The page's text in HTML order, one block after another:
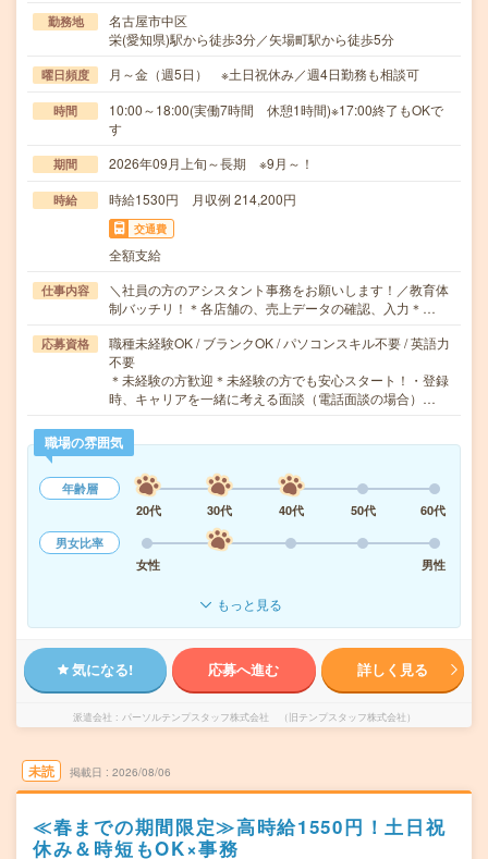
勤務地
名古屋市中区
栄(愛知県)駅から徒歩3分／矢場町駅から徒歩5分
曜日頻度 月～金（週5日） ※土日祝休み／週4日勤務も相談可
時間
10:00～18:00(実働7時間 休憩1時間)※17:00終了もOKで
す
期間 2026年09月上旬～長期 ※9月～！
時給 時給1530円 月収例 214,200円
交通費
全額支給
仕事内容
＼社員の方のアシスタント事務をお願いします！／教育体
制バッチリ！＊各店舗の、売上データの確認、入力＊…
応募資格
職種未経験OK / ブランクOK / パソコンスキル不要 / 英語力
不要
＊未経験の方歓迎＊未経験の方でも安心スタート！・登録
時、キャリアを一緒に考える面談（電話面談の場合）…
職場の雰囲気
年齢層
20代
30代 40代 50代
60代
男女比率
女性
男性
もっと見る
気になる! 応募へ進む 詳しく見る
派遣会社 パーソルテンプスタッフ株式会社 （旧テンプスタッフ株式会社）
未読 掲載日 2026/08/06
≪春までの期間限定≫高時給1550円！土日祝
休み＆時短もOK×事務